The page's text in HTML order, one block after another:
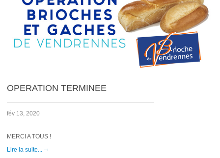
OPERATION TERMINEE
fév 13, 2020
MERCI A TOUS !
Lire la suite...